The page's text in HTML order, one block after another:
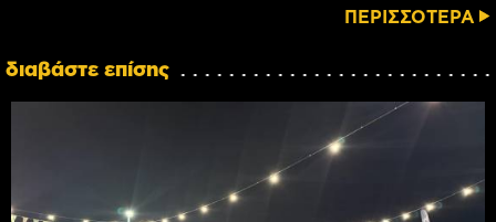
ΠΕΡΙΣΣΟΤΕΡΑ
διαβάστε επίσης